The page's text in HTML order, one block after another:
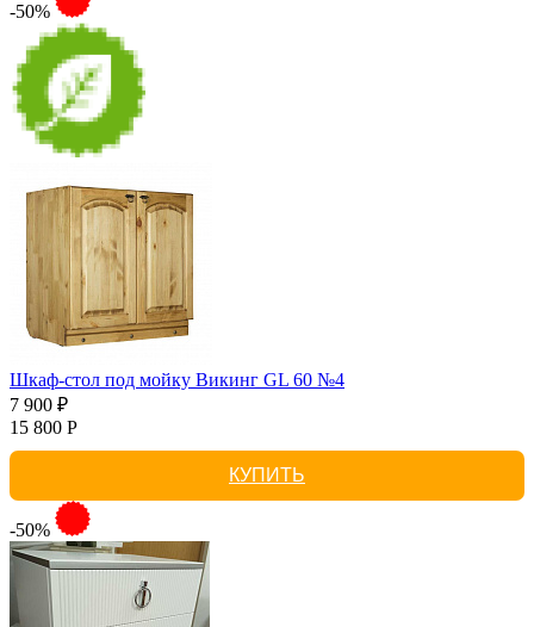
-50%
Шкаф-стол под мойку Викинг GL 60 №4
7 900 ₽
15 800 Р
КУПИТЬ
-50%